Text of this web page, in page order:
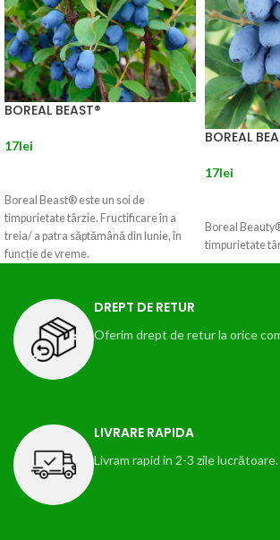
BOREAL BEAST®
17lei
Boreal Beast® este un soi de
timpurietate târzie. Fructificare în a
treia/ a patra săptămână din Iunie, în
funcție de vreme.
BOREAL
17lei
Boreal
timpurietate
DREPT DE RETUR
Oferim drept de retur la orice
LIVRARE RAPIDA
Livram rapid in 2-3 zile lucrătoare.